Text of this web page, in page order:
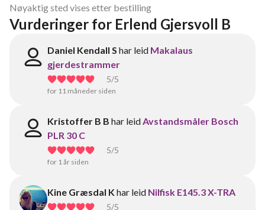
Nøyaktig sted vises etter bestilling
Vurderinger for Erlend Gjersvoll B
Daniel Kendall S har leid Makalaus
gjerdestrammer
5/5
for 11 måneder siden
Kristoffer B B har leidAvstandsmåler Bosch
PLR 30 C
5/5
for 1 år siden
Kine Græsdal K har leid Nilfisk E145.3 X-TRA
5/5